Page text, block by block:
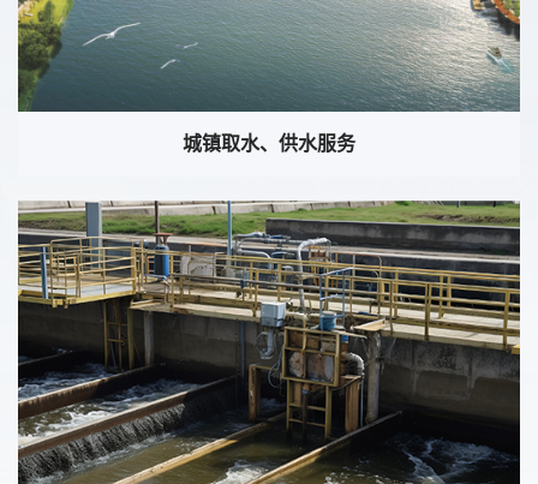
城镇取水、供水服务